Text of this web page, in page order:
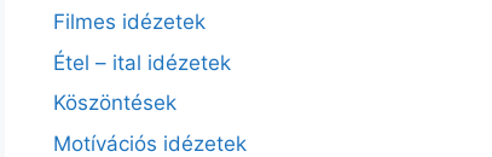
Filmes idézetek
Étel – ital idézetek
Köszöntések
Motívációs idézetek